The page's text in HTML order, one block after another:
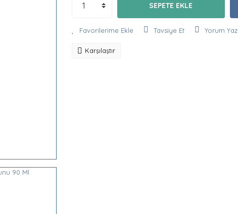
SEPETE EKLE
Tavsiye Et Yorum Yaz
Karşılaştır